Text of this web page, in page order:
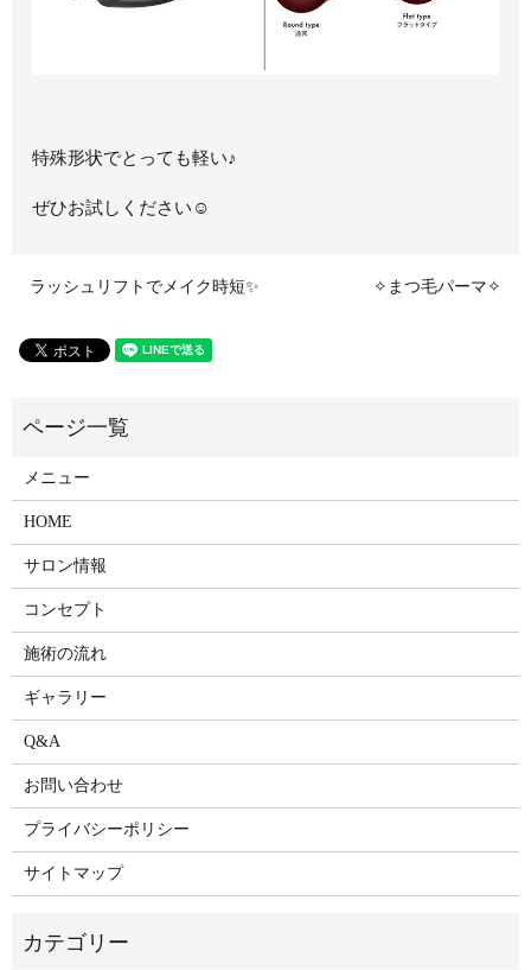
特殊形状でとっても軽い♪
ぜひお試しください☺
ラッシュリフトでメイク時短✨ ✧まつ毛パーマ✧
メニュー
HOME
サロン情報
コンセプト
施術の流れ
ギャラリー
Q&A
お問い合わせ
プライバシーポリシー
サイトマップ